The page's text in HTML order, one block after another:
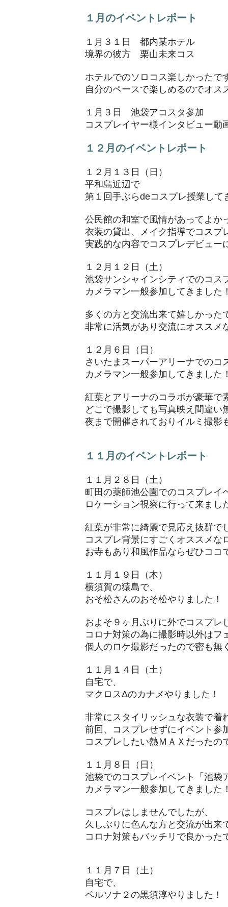
１月のイベントレポート
１月３１日 都内某ホテル
境界の彼方 栗山未来コス
ホテルでのソロコス楽しかったで
自分のペースで楽しめるのでオス
１月３日 池袋アコスタ参加
コスプレイヤー様インタビュー
１２月のイベントレポート
１２月１３日（日）
平和島近辺で
第１回手ぶらdeコスプレ授業して
公民館の和室で風情があってよか
衣装の貸出、メイク指導でコスプ
実践的な内容でコスプレデビュー
１２月１２日（土）
池袋サンシャインシティでのコス
カメラマン一般参加してきました
多くの方と交流出来て嬉しかった
非常に活気があり交流にオススメ
１２月６日（日）
さいたまスーパーアリーナでのコ
カメラマン一般参加してきました
紅葉とアリーナのコラボが豪華で
どこで撮影しても写真映え間違い
夜まで開催されておりイルミ撮影
１１月のイベントレポート
１１月２８日（土）
町田の薬師池公園でのコスプレイ
ロケーション視察に行って来まし
紅葉が非常に綺麗で見応え抜群で
コスプレ背景にすごくオススメな
お寺もあり和風作品ならぜひココ
１１月１９日（木）
横須賀の猿島で、
おそ松さんのおそ松やりました！
およそ９ヶ月ぶりに外でコスプレ
コロナ対策の為に撮影時以外はフ
個人のロケ撮影だったので密も無
１１月１４日（土）
自宅で、
マクロスΔのカナメやりました！
非常にスタイリッシュな衣装で着
前回、コスプレせずにイベント参
コスプレしたい熱ＭＡＸだったの
１１月８日（日）
池袋でのコスプレイベント「池袋
カメラマン一般参加してきました
コスプレはしませんでしたが、
久しぶりに色んな方と交流が出来
コロナ対策もバッチリで良かった
１１月７日（土）
自宅で、
​ペルソナ２の黒須淳やりました！